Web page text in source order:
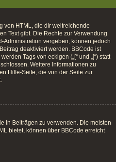
von HTML, die dir weitreichende
Text gibt. Die Rechte zur Verwendung
Administration vergeben, können jedoch
deaktiviert werden. BBCode ist
Tags von eckigen („[“ und „]“) statt
Weitere Informationen zu
Hilfe-Seite, die von der Seite zur
in Beiträgen zu verwenden. Die meisten
bietet, können über BBCode erreicht